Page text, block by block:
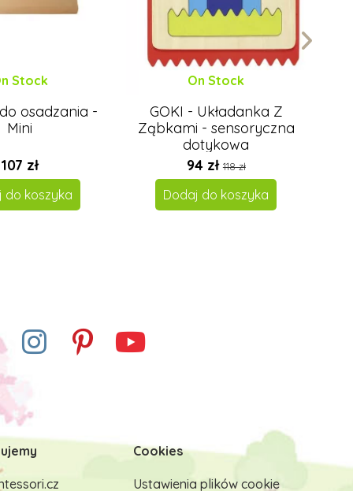
Stock
osadzania -
Mini
107 zł
do koszyka
On Stock
GOKI - Układanka Z
Ząbkami - sensoryczna
dotykowa
94 zł118 zł
Dodaj do koszyka
Cookies
Ustawienia plików cookie